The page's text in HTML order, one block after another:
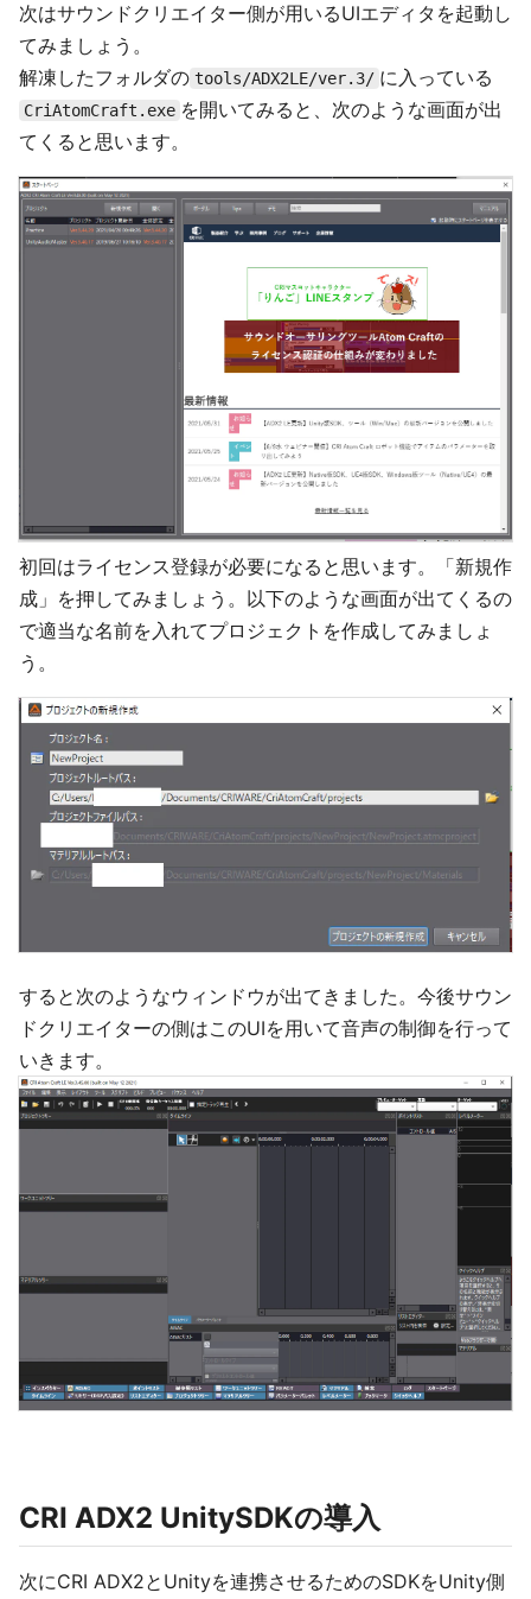
次はサウンドクリエイター側が用いるUIエディタを起動し
てみましょう。
解凍したフォルダの tools/ADX2LE/ver.3/ に入っている
CriAtomCraft.exe を開いてみると、次のような画面が出
てくると思います。
初回はライセンス登録が必要になると思います。「新規作
成」を押してみましょう。以下のような画面が出てくるの
で適当な名前を入れてプロジェクトを作成してみましょ
う。
すると次のようなウィンドウが出てきました。今後サウン
ドクリエイターの側はこのUIを用いて音声の制御を行って
いきます。
CRI ADX2 UnitySDKの導入
次にCRI ADX2とUnityを連携させるためのSDKをUnity側